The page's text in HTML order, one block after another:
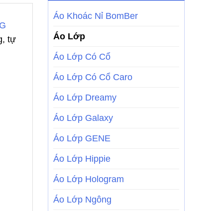
tự
Áo Khoác Nỉ BomBer
Áo Lớp
Áo Lớp Có Cổ
Áo Lớp Có Cổ Caro
Áo Lớp Dreamy
Áo Lớp Galaxy
Áo Lớp GENE
Áo Lớp Hippie
Áo Lớp Hologram
Áo Lớp Ngông